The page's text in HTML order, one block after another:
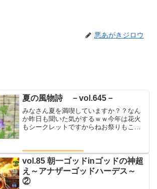
悪あがきジロウ
夏の風物詩 －vol.645－
みなさん夏を満喫していますか？？なん
か昨日も聞いた気がするｗｗ今年は花火
もシークレットですからねお祭りもこぞ
ｗ今年の夏は暑いだけかい？？いやい
や、そんなことはないよ今...
vol.85 朝一ゴッドinゴッドの神超
え～アナザーゴッドハーデス～
②